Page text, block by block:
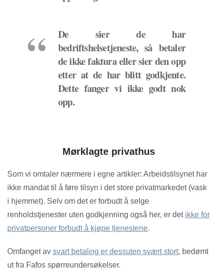
De sier de har
bedriftshelsetjeneste, så betaler
de ikke faktura eller sier den opp
etter at de har blitt godkjente.
Dette fanger vi ikke godt nok
opp.
Mørklagte privathus
Som vi omtaler nærmere i egne artikler: Arbeidstilsynet har
ikke mandat til å føre tilsyn i det store privatmarkedet (vask
i hjemmet). Selv om det er forbudt å selge
renholdstjenester uten godkjenning også her, er det ikke for
privatpersoner forbudt å kjøpe tjenestene.
Omfanget av svart betaling er dessuten svært stort, bedømt
ut fra Fafos spørreundersøkelser.